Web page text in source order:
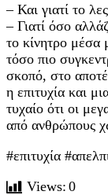
– Και γιατί το
– Γιατί όσο
το κίνητρο μέσα
τόσο πιο
σκοπό, στο
η επιτυχία και
τυχαίο ότι οι
από ανθρώπους
#επιτυχία
Views: 0